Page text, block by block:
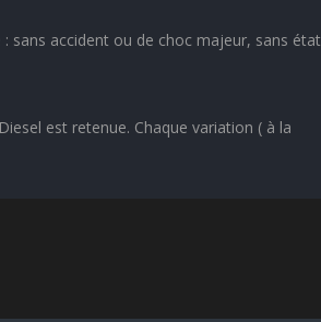
sans accident ou de choc majeur, sans état
est retenue. Chaque variation ( à la